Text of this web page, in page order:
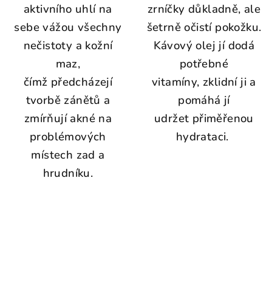
aktivního uhlí na
sebe vážou všechny
nečistoty a kožní
maz,
čímž předcházejí
tvorbě zánětů a
zmírňují akné na
problémových
místech zad a
hrudníku.
zrníčky důkladně, ale
šetrně očistí pokožku.
Kávový olej jí dodá
potřebné
vitamíny, zklidní ji a
pomáhá jí
udržet přiměřenou
hydrataci.